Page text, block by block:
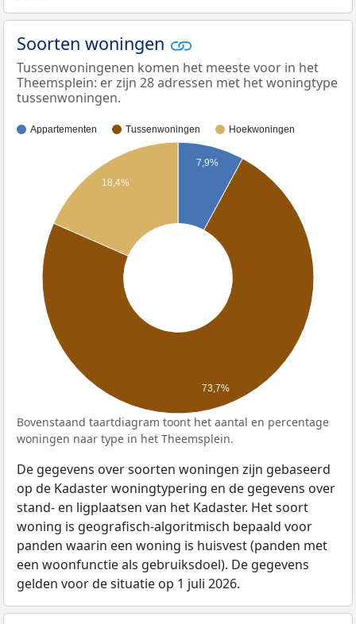
Soorten woningen
Tussenwoningenen komen het meeste voor in het
Theemsplein: er zijn 28 adressen met het woningtype
tussenwoningen.
Appartementen Tussenwoningen Hoekwoningen
7,9%
18,4%
73,7%
Bovenstaand taartdiagram toont het aantal en percentage
woningen naar type in het Theemsplein.
De gegevens over soorten woningen zijn gebaseerd
op de Kadaster woningtypering en de gegevens over
stand- en ligplaatsen van het Kadaster. Het soort
woning is geografisch-algoritmisch bepaald voor
panden waarin een woning is huisvest (panden met
een woonfunctie als gebruiksdoel). De gegevens
gelden voor de situatie op 1 juli 2026.